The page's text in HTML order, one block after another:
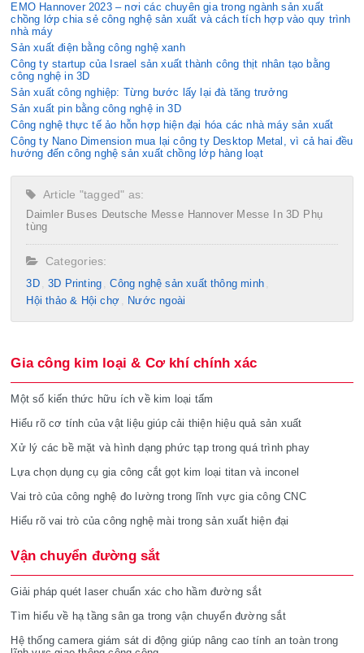
EMO Hannover 2023 – nơi các chuyên gia trong ngành sản xuất
chồng lớp chia sẻ công nghệ sản xuất và cách tích hợp vào quy trình
nhà máy
Sản xuất điện bằng công nghệ xanh
Công ty startup của Israel sản xuất thành công thịt nhân tạo bằng
công nghệ in 3D
Sản xuất công nghiệp: Từng bước lấy lại đà tăng trưởng
Sản xuất pin bằng công nghệ in 3D
Công nghệ thực tế ảo hỗn hợp hiện đại hóa các nhà máy sản xuất
Công ty Nano Dimension mua lại công ty Desktop Metal, vì cả hai đều
hướng đến công nghệ sản xuất chồng lớp hàng loạt
Article "tagged" as:
Daimler Buses Deutsche Messe Hannover Messe In 3D Phụ
tùng
Categories:
3D 3D Printing
Công nghệ sản xuất thông minh
Hội thảo & Hội chợ
Nước ngoài
Gia công kim loại & Cơ khí chính xác
Một số kiến thức hữu ích về kim loại tấm
Hiểu rõ cơ tính của vật liệu giúp cải thiện hiệu quả sản xuất
Xử lý các bề mặt và hình dạng phức tạp trong quá trình phay
Lựa chọn dụng cụ gia công cắt gọt kim loại titan và inconel
Vai trò của công nghệ đo lường trong lĩnh vực gia công CNC
Hiểu rõ vai trò của công nghệ mài trong sản xuất hiện đại
Vận chuyển đường sắt
Giải pháp quét laser chuẩn xác cho hầm đường sắt
Tìm hiểu về hạ tầng sân ga trong vận chuyển đường sắt
Hệ thống camera giám sát di động giúp nâng cao tính an toàn trong